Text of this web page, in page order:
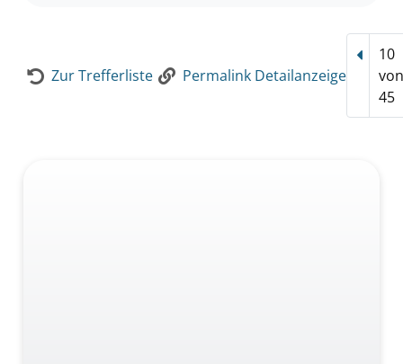
Zur Trefferliste Permalink Detailanzeige
10
von
45